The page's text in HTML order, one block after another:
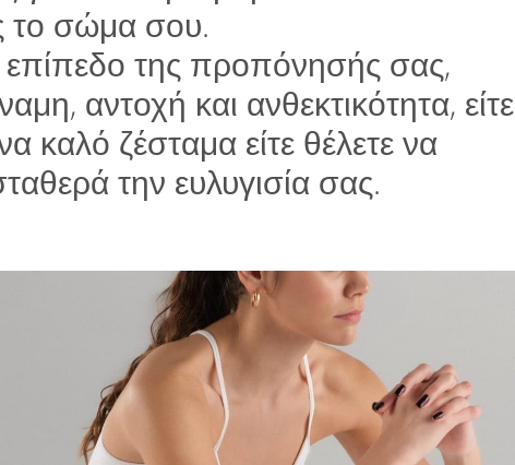
το σώμα σου.
επίπεδο της προπόνησής σας,
αντοχή και ανθεκτικότητα, είτε
καλό ζέσταμα είτε θέλετε να
την ευλυγισία σας.